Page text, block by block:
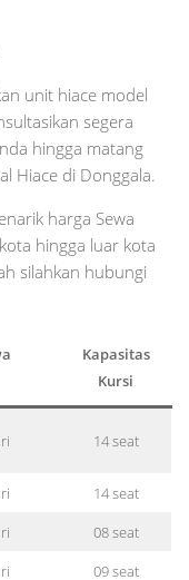
unit hiace model
segera
hingga matang
Hiace di Donggala.
harga Sewa
hingga luar kota
silahkan hubungi
Kapasitas
Kursi
14 seat
14 seat
08 seat
09 seat